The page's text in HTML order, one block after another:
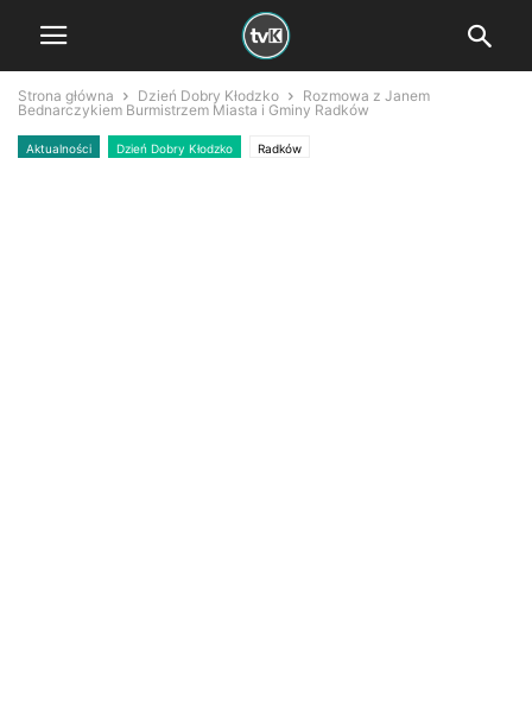
Strona główna Dzień Dobry Kłodzko
Rozmowa z Janem
Bednarczykiem Burmistrzem Miasta i Gminy Radków
Aktualności Dzień Dobry Kłodzko Radków